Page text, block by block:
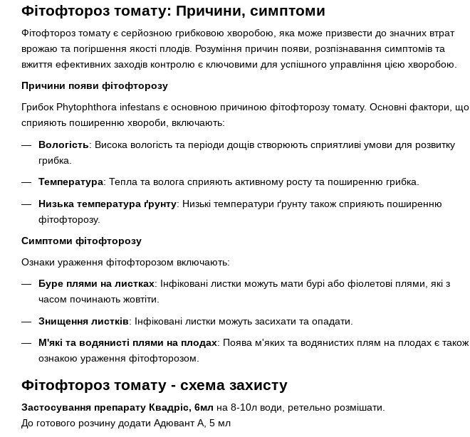
Фітофтороз томату: Причини, симптоми
Фітофтороз томату є серйозною грибковою хворобою, яка може призвести до значних втрат
врожаю та погіршення якості плодів. Розуміння причин появи, розпізнавання симптомів та
вжиття ефективних заходів контролю є ключовими для успішного управління цією хворобою.
Причини появи фітофторозу
Грибок Phytophthora infestans є основною причиною фітофторозу томату. Основні фактори, що
сприяють поширенню хвороби, включають:
Вологість: Висока вологість та періоди дощів створюють сприятливі умови для розвитку
грибка.
Температура: Тепла та волога сприяють активному росту та поширенню грибка.
Низька температура ґрунту: Низькі температури ґрунту також сприяють поширенню
фітофторозу.
Симптоми фітофторозу
Ознаки ураження фітофторозом включають:
Буре плями на листках: Інфіковані листки можуть мати бурі або фіолетові плями, які з
часом починають жовтіти.
Знищення листків: Інфіковані листки можуть засихати та опадати.
М'які та водянисті плями на плодах: Поява м'яких та водянистих плям на плодах є також
ознакою ураження фітофторозом.
Фітофтороз томату - схема захисту
Застосування препарату Квадріс, 6мл на 8-10л води, ретельно розмішати.
До готового розчину додати Адювант А, 5 мл